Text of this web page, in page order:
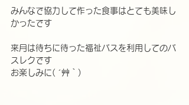
みんなで協力して作った食事はとても美味し
かったです
来月は待ちに待った福祉バスを利用してのバ
スレクです
お楽しみに( ´艸｀)